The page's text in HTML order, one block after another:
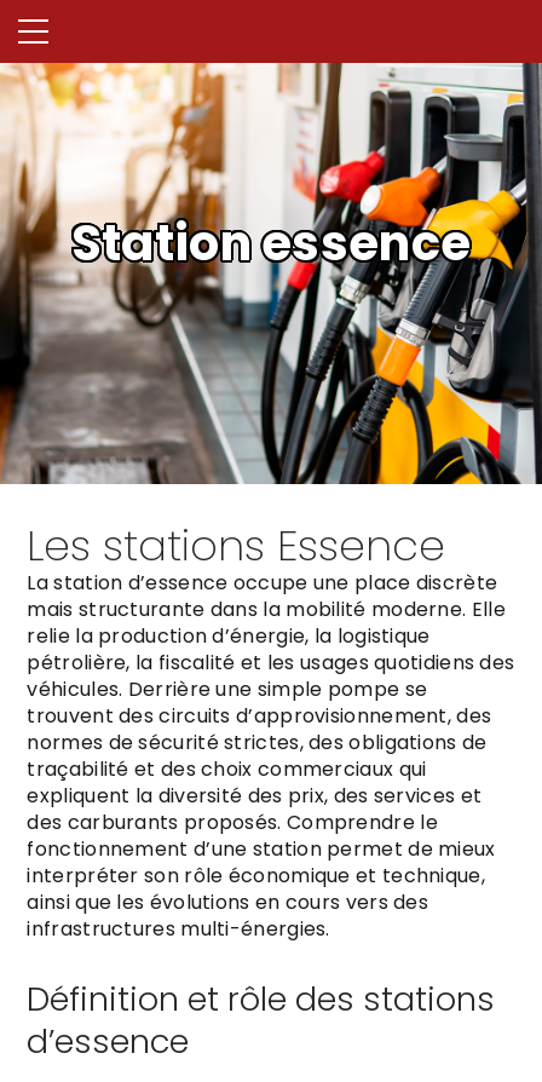
Station essence
Les stations Essence
La station d’essence occupe une place discrète
mais structurante dans la mobilité moderne. Elle
relie la production d’énergie, la logistique
pétrolière, la fiscalité et les usages quotidiens des
véhicules. Derrière une simple pompe se
trouvent des circuits d’approvisionnement, des
normes de sécurité strictes, des obligations de
traçabilité et des choix commerciaux qui
expliquent la diversité des prix, des services et
des carburants proposés. Comprendre le
fonctionnement d’une station permet de mieux
interpréter son rôle économique et technique,
ainsi que les évolutions en cours vers des
infrastructures multi-énergies.
Définition et rôle des stations
d’essence